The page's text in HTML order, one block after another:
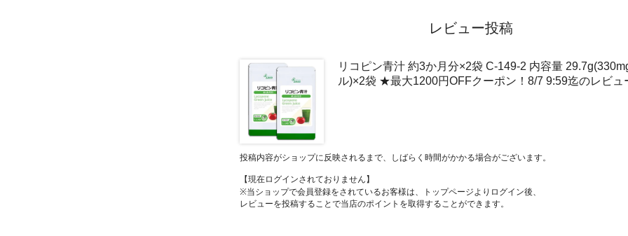
レビュー投稿
リコピン青汁 約3か月分×2袋 C-149-2 内容量
ル)×2袋 ★最大1200円OFFクーポン！8/7 9:59迄のレビュ
投稿内容がショップに反映されるまで、しばらく時間がかかる場合がございます。
【現在ログインされておりません】
※当ショップで会員登録をされているお客様は、トップページよりログイン後、
レビューを投稿することで当店のポイントを取得することができます。